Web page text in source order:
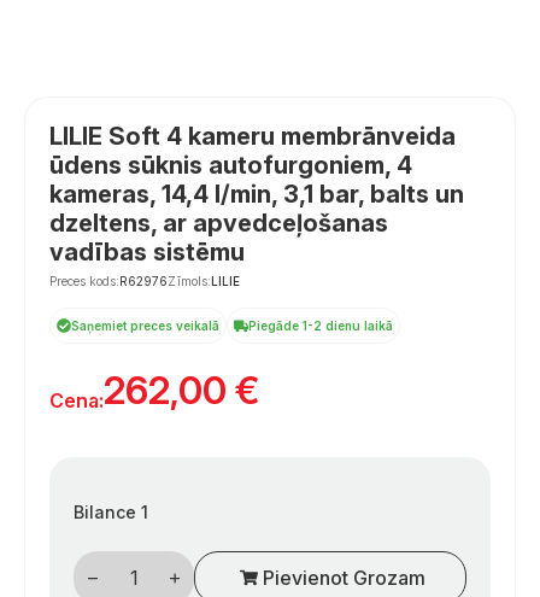
LILIE Soft 4 kameru membrānveida
ūdens sūknis autofurgoniem, 4
kameras, 14,4 l/min, 3,1 bar, balts un
dzeltens, ar apvedceļošanas
vadības sistēmu
Preces kods:R62976Zīmols:LILIE
Saņemiet preces veikalā Piegāde 1-2 dienu laikā
Cena:262,00 €
Bilance 1
LILIE
Soft
Pievienot Grozam